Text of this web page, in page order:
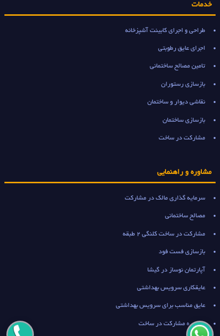
خدمات
طراحی و اجرای کابینت آشپزخانه
اجرای عایق رطوبتی
تامین مصالح ساختمانی
بازسازی رستوران
نقاشی دیوار و ساختمان
بازسازی ساختمان
مشارکت در ساخت
مشاوره و راهنمایی
سرمایه گذاری مالک در مشارکت
مصالح ساختمانی
مشارکت در ساخت کلنگی 2 طبقه
بازسازی فست فود
آپارتمان نوساز در گیشا
عایقکاری سرویس بهداشتی
عایق مناسب برای سرویس بهداشتی
مشاوره مشارکت در ساخت